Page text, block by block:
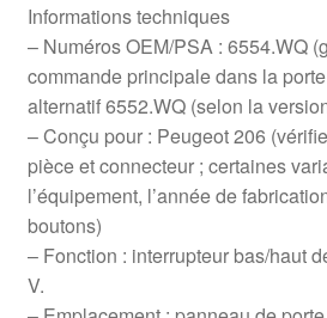
Informations techniques
– Numéros OEM/PSA : 6554.WQ
commande principale dans la
alternatif 6552.WQ (selon la
– Conçu pour : Peugeot 206
pièce et connecteur ; certaines
l’équipement, l’année de
boutons)
– Fonction : interrupteur bas/haut
V.